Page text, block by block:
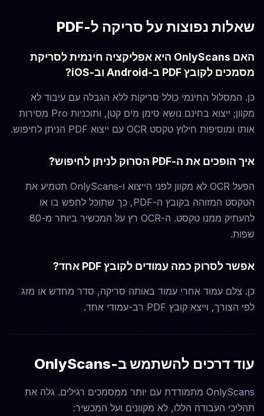
שאלות נפוצות על סריקה ל-PDF
האם OnlyScans היא אפליקציה חינמית לסריקת
מסמכים לקובץ PDF ב-Android וב-iOS?
כן. המסלול החינמי כולל סריקות ללא הגבלה עם עיבוד לא
מקוון; ייצוא בחינם נושא סימן מים קטן, ותוכניות Pro מסירות
אותו ומוסיפות חילוץ טקסט OCR עם ייצוא PDF הניתן לחיפוש.
איך הופכים את ה-PDF הסרוק לניתן לחיפוש?
הפעל OCR לא מקוון לפני הייצוא ו-OnlyScans תטמיע את
הטקסט המזוהה בקובץ ה-PDF, כך שתוכל לחפש בו או
להעתיק ממנו טקסט. ה-OCR רץ על המכשיר ביותר מ-80
שפות.
אפשר לסרוק כמה עמודים לקובץ PDF אחד?
כן. צלם עמוד אחרי עמוד באותה סריקה, סדר מחדש או מזג
לפי הצורך, וייצא קובץ PDF רב-עמודי אחד.
עוד דרכים להשתמש ב-OnlyScans
OnlyScans מתמודדת עם יותר ממסמכים רגילים. גלה את
תהליכי העבודה הללו, לא מקוונים ועל המכשיר: